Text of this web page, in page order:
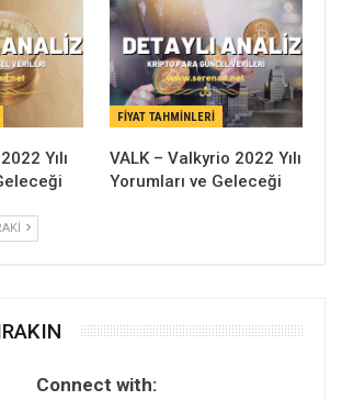
Yılı
FIYAT TAHMINLERI
VALK – Valkyrio 2022 Yılı
Yorumları ve Geleceği
Connect with: